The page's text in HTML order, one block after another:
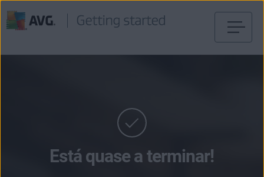
Está quase a terminar!